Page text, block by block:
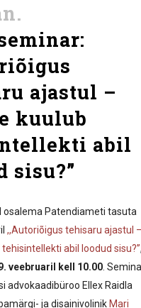
ajastul –
kuulub
abil
sisu?”
osalema Patendiameti tasuta
,,Autoriõigus tehisaru ajastul –
abil loodud sisu?’’,
veebruaril kell 10.00 .
advokaadibüroo Ellex Raidla
ja disainivolinik Mari